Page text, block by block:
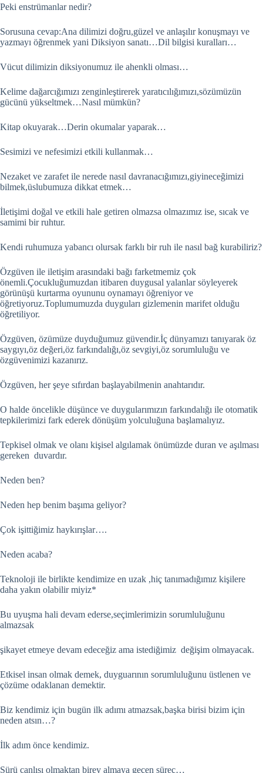
Peki enstrümanlar nedir?
Sorusuna cevap:Ana dilimizi doğru,güzel ve anlaşılır konuşmayı ve
yazmayı öğrenmek yani Diksiyon sanatı…Dil bilgisi kuralları…
Vücut dilimizin diksiyonumuz ile ahenkli olması…
Kelime dağarcığımızı zenginleştirerek yaratıcılığımızı,sözümüzün
gücünü yükseltmek…Nasıl mümkün?
Kitap okuyarak…Derin okumalar yaparak…
Sesimizi ve nefesimizi etkili kullanmak…
Nezaket ve zarafet ile nerede nasıl davranacığımızı,giyineceğimizi
bilmek,üslubumuza dikkat etmek…
İletişimi doğal ve etkili hale getiren olmazsa olmazımız ise, sıcak ve
samimi bir ruhtur.
Kendi ruhumuza yabancı olursak farklı bir ruh ile nasıl bağ kurabiliriz?
Özgüven ile iletişim arasındaki bağı farketmemiz çok
önemli.Çocukluğumuzdan itibaren duygusal yalanlar söyleyerek
görünüşü kurtarma oyununu oynamayı öğreniyor ve
öğretiyoruz.Toplumumuzda duyguları gizlemenin marifet olduğu
öğretiliyor.
Özgüven, özümüze duyduğumuz güvendir.İç dünyamızı tanıyarak öz
saygıyı,öz değeri,öz farkındalığı,öz sevgiyi,öz sorumluluğu ve
özgüvenimizi kazanırız.
Özgüven, her şeye sıfırdan başlayabilmenin anahtarıdır.
O halde öncelikle düşünce ve duygularımızın farkındalığı ile otomatik
tepkilerimizi fark ederek dönüşüm yolculuğuna başlamalıyız.
Tepkisel olmak ve olanı kişisel algılamak önümüzde duran ve aşılması
gereken duvardır.
Neden ben?
Neden hep benim başıma geliyor?
Çok işittiğimiz haykırışlar….
Neden acaba?
Teknoloji ile birlikte kendimize en uzak ,hiç tanımadığımız kişilere
daha yakın olabilir miyiz*
Bu uyuşma hali devam ederse,seçimlerimizin sorumluluğunu
almazsak
şikayet etmeye devam edeceğiz ama istediğimiz değişim olmayacak.
Etkisel insan olmak demek, duyguarının sorumluluğunu üstlenen ve
çözüme odaklanan demektir.
Biz kendimiz için bugün ilk adımı atmazsak,başka birisi bizim için
neden atsın…?
İlk adım önce kendimiz.
Sürü canlısı olmaktan birey almaya geçen süreç…